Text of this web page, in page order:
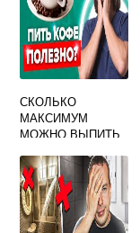
СКОЛЬКО
МАКСИМУМ
МОЖНО ВЫПИТЬ